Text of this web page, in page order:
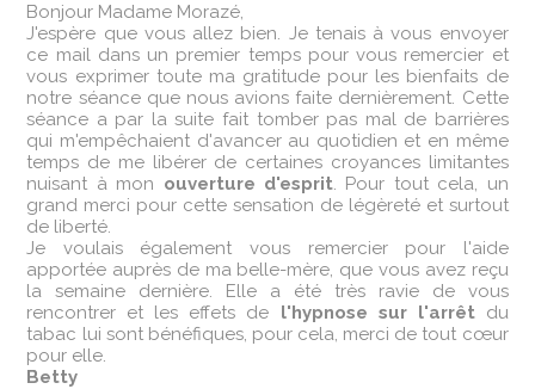
Bonjour Madame Morazé,
J'espère que vous allez bien. Je tenais à vous envoyer
ce mail dans un premier temps pour vous remercier et
vous exprimer toute ma gratitude pour les bienfaits de
notre séance que nous avions faite dernièrement. Cette
séance a par la suite fait tomber pas mal de barrières
qui m'empêchaient d'avancer au quotidien et en même
temps de me libérer de certaines croyances limitantes
nuisant à mon ouverture d'esprit. Pour tout cela, un
grand merci pour cette sensation de légèreté et surtout
de liberté.
Je voulais également vous remercier pour l'aide
apportée auprès de ma belle-mère, que vous avez reçu
la semaine dernière. Elle a été très ravie de vous
rencontrer et les effets de l'hypnose sur l'arrêtdu
tabac lui sont bénéfiques, pour cela, merci de tout cœur
pour elle.
Betty